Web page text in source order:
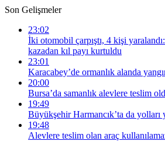
Son Gelişmeler
23:02
İki otomobil çarpıştı, 4 kişi
kazadan kıl payı kurtuldu
23:01
Karacabey’de ormanlık alanda
20:00
Bursa’da samanlık alevlere teslim
19:49
Büyükşehir Harmancık’ta da
19:48
Alevlere teslim olan araç